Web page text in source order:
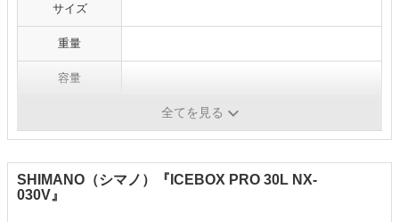
サイズ
重量
容量
全てを見る
SHIMANO（シマノ）『ICEBOX PRO 30L NX-
030V』